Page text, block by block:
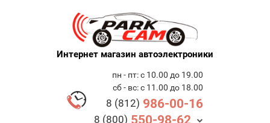
Интернет магазин автоэлектроники
пн - пт: с 10.00 до 19.00
сб - вс: с 11.00 до 18.00
8 (812) 986-00-16
8 (800) 550-98-62